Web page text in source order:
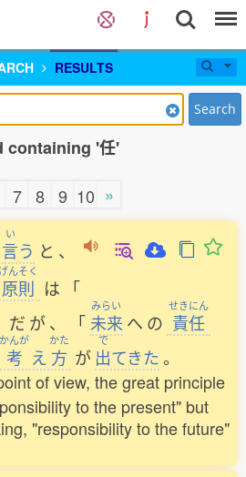
RESULTS
Search
containing '任'
7 8 9 10 »
い
言う と 、
げんそく
原則 は 「
だ が、 「
みらい
未来 へ の
せきにん
責任
かんが
考 え
かた
方 が
で
出てきた。
of view, the great principle
to the present" but
"responsibility to the future"